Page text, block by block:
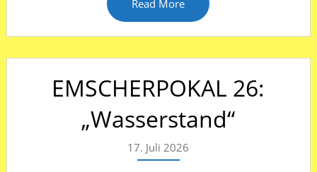
Read More
EMSCHERPOKAL 26:
„Wasserstand“
17. Juli 2026